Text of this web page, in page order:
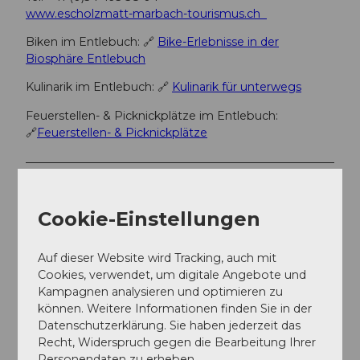
www.escholzmatt-marbach-tourismus.ch
Biken im Entlebuch: 🔗 Bike-Erlebnisse in der
Biosphäre Entlebuch
Kulinarik im Entlebuch: 🔗 Kulinarik für unterwegs
Feuerstellen- & Picknickplätze im Entlebuch:
🔗Feuerstellen- & Picknickplätze
UNESCO Biosphäre Entlebuch
Unser Tipp
Jeder Etappenort bietet Ihnen ein touristisches
Highlight – lassen Sie sich von der Vielfalt der
Cookie-Einstellungen
Auf dieser Website wird Tracking, auch mit
Cookies, verwendet, um digitale Angebote und
Kampagnen analysieren und optimieren zu
können. Weitere Informationen finden Sie in der
Datenschutzerklärung. Sie haben jederzeit das
Recht, Widerspruch gegen die Bearbeitung Ihrer